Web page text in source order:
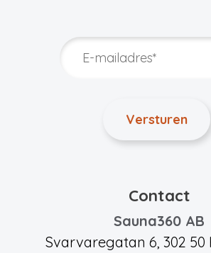
Contact
Sauna360 AB
Svarvaregatan 6, 302 50